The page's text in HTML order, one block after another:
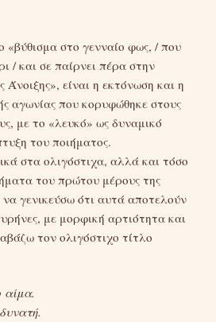
«βύθισμα στο γενναίο φως, / που
/ και σε παίρνει πέρα στην
είναι η εκτόνωση και η
αγωνίας που κορυφώθηκε στους
με το «λευκό» ως δυναμικό
του ποιήματος.
στα ολιγόστιχα, αλλά και τόσο
του πρώτου μέρους της
γενικεύσω ότι αυτά αποτελούν
με μορφική αρτιότητα και
τον ολιγόστιχο τίτλο
αίμα.